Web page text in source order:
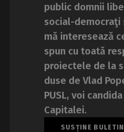
public domnii
social-democraţi
mă interesează
spun cu toată
proiectele de la
duse de Vlad
PUSL, voi
Capitalei.
SUSȚINE